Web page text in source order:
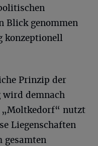
Blick genommen
Prinzip der
wird demnach
nutzt
Liegenschaften
gesamten